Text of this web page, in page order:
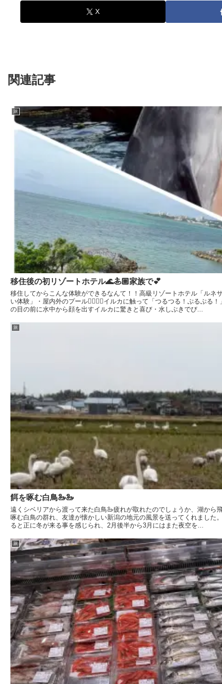
X
関連記事
旅
移住後の初リゾートホテル🌊🏄🏼家族で💕
移住してからこんな体験ができるなんて！！高級リゾートホテル「ルネ
い体験」・屋内外のプール🏊🏼🤽🏼イルカに触って「つるつる！ぷるぷる
の目の前に水中から顔を出すイルカに驚きと喜び・水しぶきでび...
旅
餌を啄む白鳥🦢🦢
遠くシベリアから渡って来た白鳥🦢疲れが取れたのでしょうか、湖から
啄む白鳥の群れ、友達が懐かしい新潟の地元の風景を送ってくれました
ると正に冬が来る事を感じられ、2月後半から3月にはまた夜空を...
旅